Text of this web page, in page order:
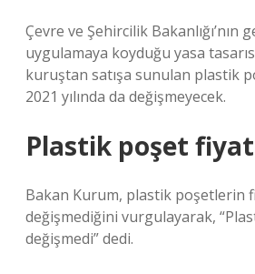
Çevre ve Şehircilik Bakanlığı’nın
uygulamaya koyduğu yasa
kuruştan satışa sunulan plastik
2021 yılında da değişmeyecek.
Plastik poşet
Bakan Kurum, plastik poşetlerin
değişmediğini vurgulayarak,
değişmedi” dedi.